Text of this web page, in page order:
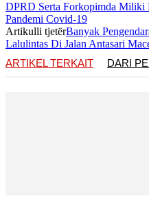
DPRD Serta Forkopimda Miliki
Pandemi Covid-19
Artikulli tjetërBanyak
Lalulintas Di Jalan Antasari
ARTIKEL TERKAIT
DARI